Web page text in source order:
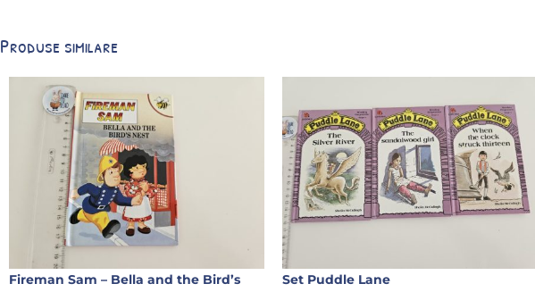
Produse similare
Fireman Sam – Bella and the Bird’s
Set Puddle Lane